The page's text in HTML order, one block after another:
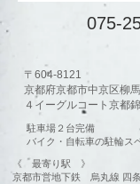
075-
〒604-8121
京都府京都市中京区柳
４イーグルコート京都
駐車場２台完備
バイク・自転車の駐輪ス
《 最寄り駅 》
京都市営地下鉄 烏丸線 四